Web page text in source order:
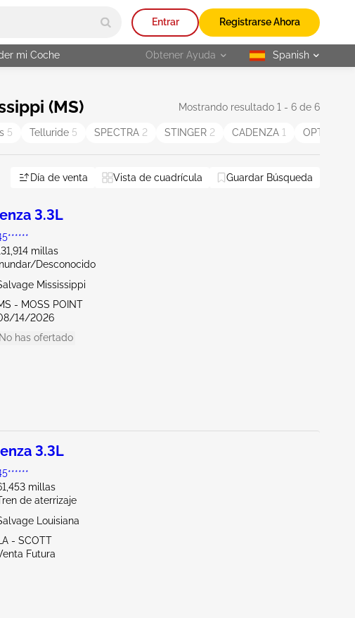
Entrar Registrarse Ahora
mi Coche Obtener Ayuda selected
Spanish
(MS) Mostrando resultado 1 - 6 de 6
5 Telluride 5 SPECTRA 2 STINGER 2 CADENZA 1 OPTIMA
Restablecer todo
Día de venta Vista de cuadrícula Guardar Búsqueda
3.3L
millas
Inundar/Desconocido
Mississippi
- MOSS POINT
14/2026
No has ofertado
3.3L
millas
de aterrizaje
Louisiana
LA - SCOTT
Futura